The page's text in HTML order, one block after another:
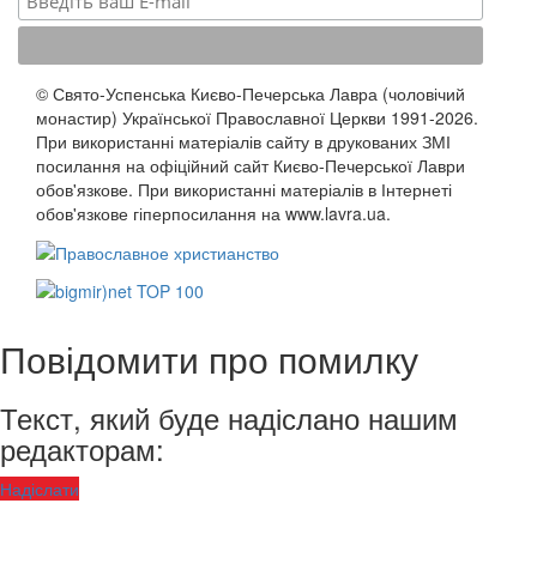
© Свято-Успенська Києво-Печерська Лавра (чоловічий
монастир) Української Православної Церкви 1991-2026.
При використанні матеріалів сайту в друкованих ЗМІ
посилання на офіційний сайт Києво-Печерської Лаври
обов'язкове. При використанні матеріалів в Інтернеті
обов'язкове гіперпосилання на www.lavra.ua.
Повідомити про помилку
Текст, який буде надіслано нашим
редакторам:
Надіслати